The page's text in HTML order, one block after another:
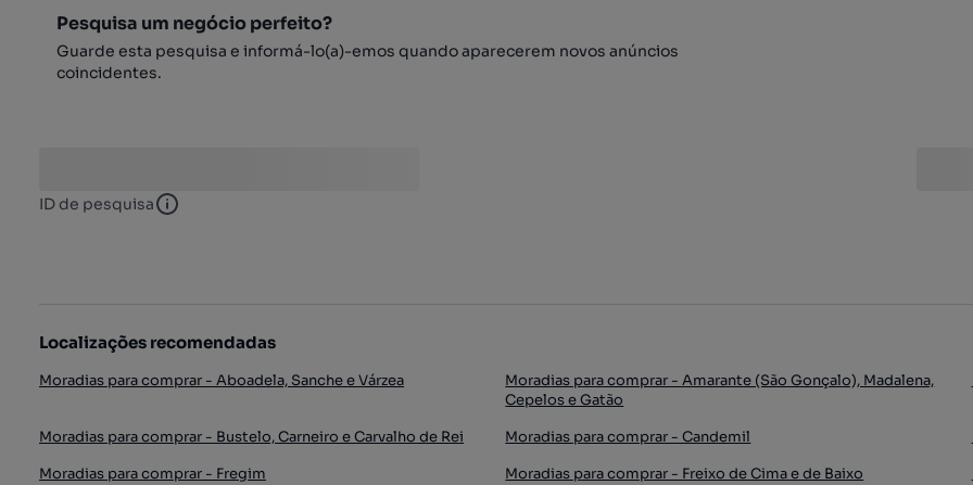
Pesquisa um negócio perfeito?
Guarde esta pesquisa e informá-lo(a)-emos quando aparecerem novos anúncios
coincidentes.
ID de pesquisa ID de pesquisa
Localizações recomendadas
Moradias para comprar - Aboadela, Sanche e Várzea
Moradias para comprar - Amarante (São Gonçalo), Madalena,
Cepelos e Gatão
Moradias para comprar - Bustelo, Carneiro e Carvalho de Rei Moradias para comprar - Candemil
Moradias para comprar - Fregim
Moradias para comprar - Freixo de Cima e de Baixo